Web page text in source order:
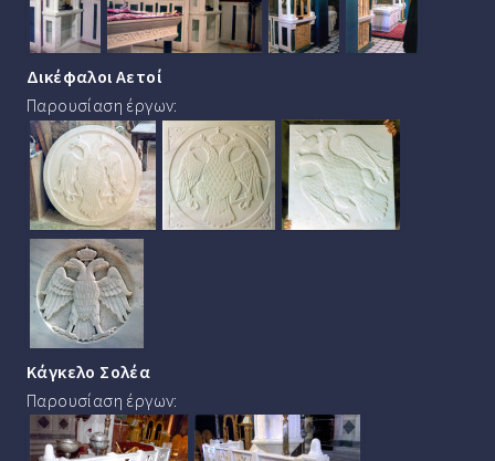
Δικέφαλοι Αετοί
Παρουσίαση έργων:
Κάγκελο Σολέα
Παρουσίαση έργων: